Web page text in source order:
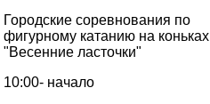
Городские соревнования по
фигурному катанию на коньках
"Весенние ласточки"
10:00- начало